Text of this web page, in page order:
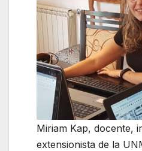
Miriam Kap, docente,
extensionista de la